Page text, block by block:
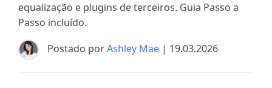
equalização e plugins de terceiros. Guia Passo a
Passo incluído.
Postado porAshley Mae | 19.03.2026